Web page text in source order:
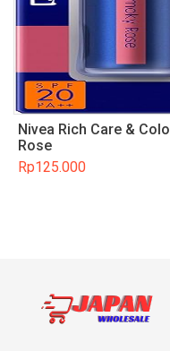
Nivea Rich Care &
Rose
Rp125.000